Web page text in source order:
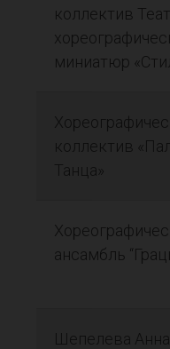
коллектив
миниатюр
коллектив
Танца»
ансамбль
Шепелева Анна